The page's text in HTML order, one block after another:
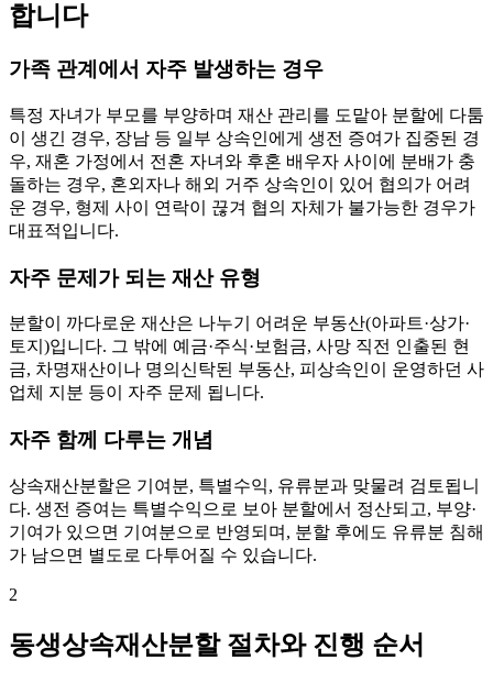
합니다
가족 관계에서 자주 발생하는 경우
특정 자녀가 부모를 부양하며 재산 관리를 도맡아 분할에 다툼
이 생긴 경우, 장남 등 일부 상속인에게 생전 증여가 집중된 경
우, 재혼 가정에서 전혼 자녀와 후혼 배우자 사이에 분배가 충
돌하는 경우, 혼외자나 해외 거주 상속인이 있어 협의가 어려
운 경우, 형제 사이 연락이 끊겨 협의 자체가 불가능한 경우가
대표적입니다.
자주 문제가 되는 재산 유형
분할이 까다로운 재산은 나누기 어려운 부동산(아파트·상가·
토지)입니다. 그 밖에 예금·주식·보험금, 사망 직전 인출된 현
금, 차명재산이나 명의신탁된 부동산, 피상속인이 운영하던 사
업체 지분 등이 자주 문제 됩니다.
자주 함께 다루는 개념
상속재산분할은 기여분, 특별수익, 유류분과 맞물려 검토됩니
다. 생전 증여는 특별수익으로 보아 분할에서 정산되고, 부양·
기여가 있으면 기여분으로 반영되며, 분할 후에도 유류분 침해
가 남으면 별도로 다투어질 수 있습니다.
2
동생상속재산분할 절차와 진행 순서